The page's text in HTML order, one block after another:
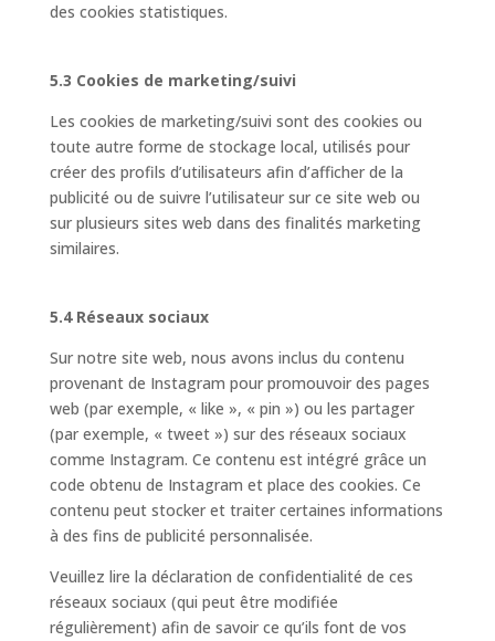
des cookies statistiques.
5.3 Cookies de marketing/suivi
Les cookies de marketing/suivi sont des cookies ou
toute autre forme de stockage local, utilisés pour
créer des profils d’utilisateurs afin d’afficher de la
publicité ou de suivre l’utilisateur sur ce site web ou
sur plusieurs sites web dans des finalités marketing
similaires.
5.4 Réseaux sociaux
Sur notre site web, nous avons inclus du contenu
provenant de Instagram pour promouvoir des pages
web (par exemple, « like », « pin ») ou les partager
(par exemple, « tweet ») sur des réseaux sociaux
comme Instagram. Ce contenu est intégré grâce un
code obtenu de Instagram et place des cookies. Ce
contenu peut stocker et traiter certaines informations
à des fins de publicité personnalisée.
Veuillez lire la déclaration de confidentialité de ces
réseaux sociaux (qui peut être modifiée
régulièrement) afin de savoir ce qu’ils font de vos